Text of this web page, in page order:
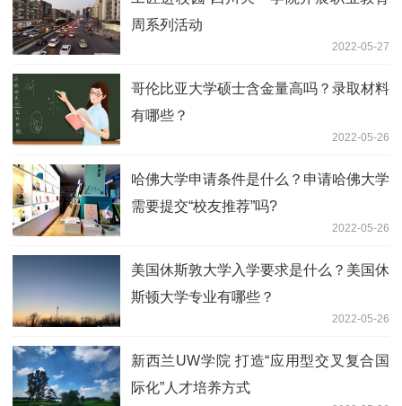
周系列活动
2022-05-27
哥伦比亚大学硕士含金量高吗？录取材料
有哪些？
2022-05-26
哈佛大学申请条件是什么？申请哈佛大学
需要提交“校友推荐”吗?
2022-05-26
美国休斯敦大学入学要求是什么？美国休
斯顿大学专业有哪些？
2022-05-26
新西兰UW学院 打造“应用型交叉复合国
际化”人才培养方式